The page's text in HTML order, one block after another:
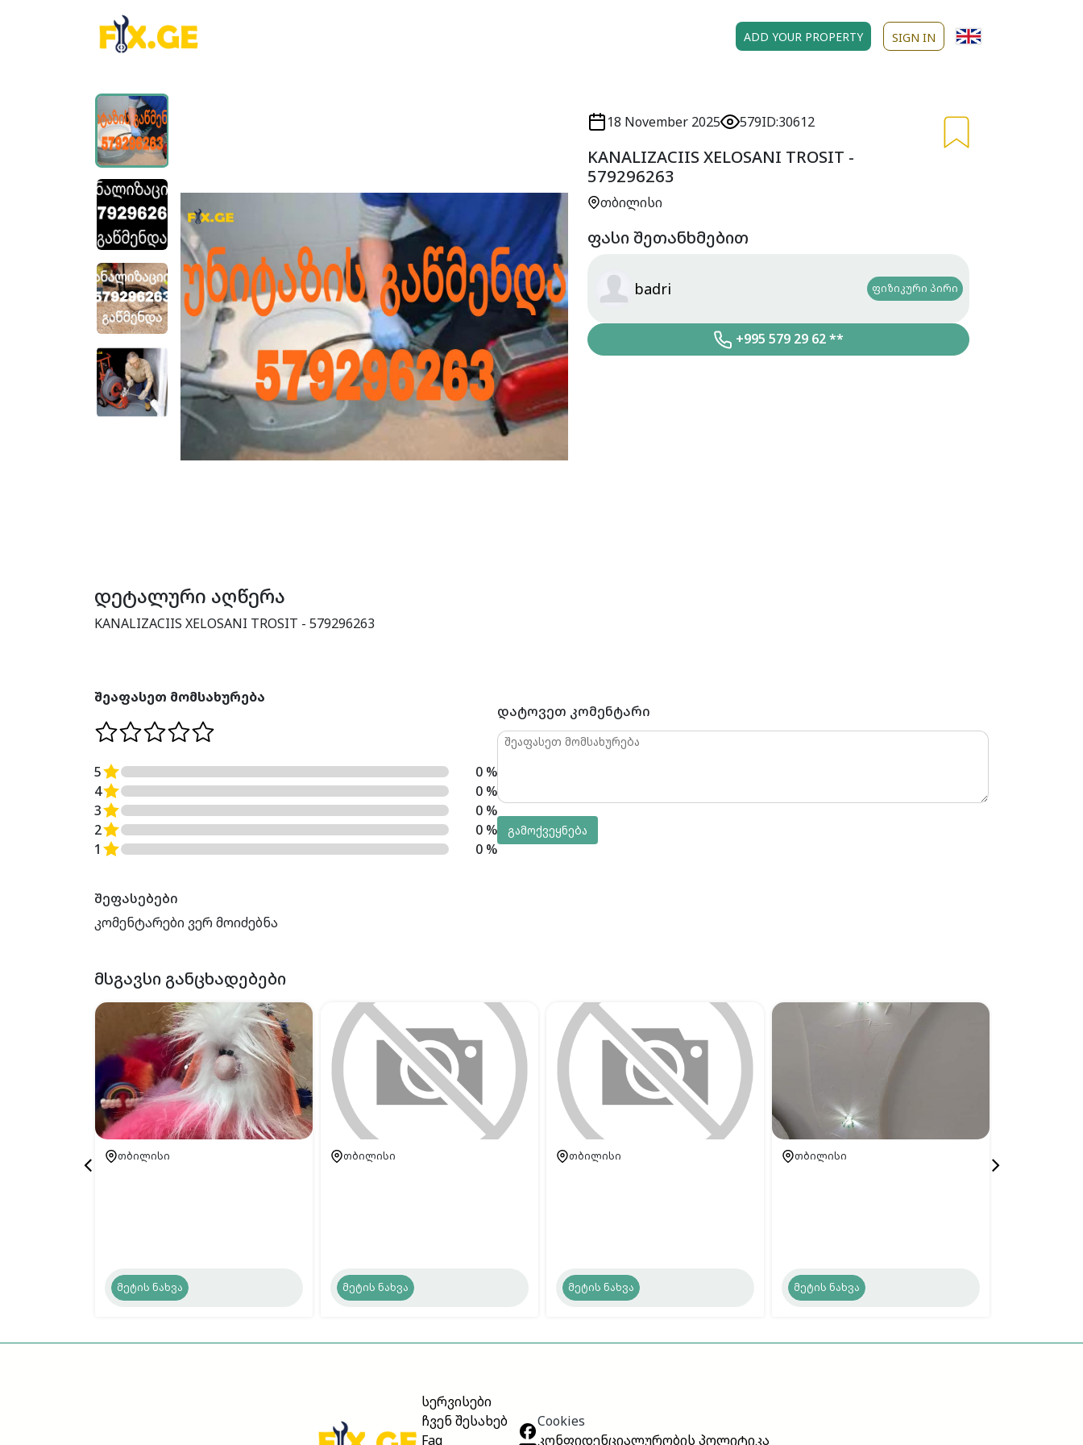
ADD YOUR PROPERTY SIGN IN
18 November 2025 579ID:30612
KANALIZACIIS XELOSANI TROSIT -
579296263
თბილისი
ფასი შეთანხმებით
badri ფიზიკური პირი
+995 579 29 62 **
დეტალური აღწერა
KANALIZACIIS XELOSANI TROSIT - 579296263
შეაფასეთ მომსახურება
5
0 %
4
0 %
3
0 %
2
0 %
1
0 %
დატოვეთ კომენტარი
გამოქვეყნება
შეფასებები
კომენტარები ვერ მოიძებნა
ᲛᲡᲒᲐᲕᲡᲘ ᲒᲐᲜᲪᲮᲐᲓᲔᲑᲔᲑᲘ
თბილისი
მეტის ნახვა
თბილისი
მეტის ნახვა
თბილისი
მეტის ნახვა
თბილისი
მეტის ნახვა
სერვისები
ჩვენ შესახებ
Faq
Cookies
კონფიდენციალურობის პოლიტიკა